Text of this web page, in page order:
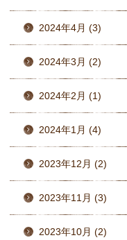
2024年4月 (3)
2024年3月 (2)
2024年2月 (1)
2024年1月 (4)
2023年12月 (2)
2023年11月 (3)
2023年10月 (2)